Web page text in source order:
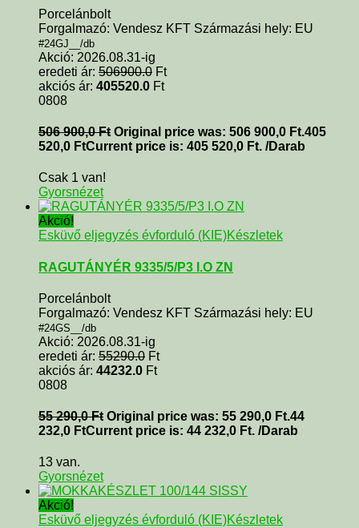
Porcelánbolt
Forgalmazó: Vendesz KFT Származási hely: EU
#24GJ__/db
Akció: 2026.08.31-ig
eredeti ár: 506900.0 Ft
akciós ár: 405520.0 Ft
0808
506 900,0Ft Original price was: 506 900,0 Ft.405
520,0 FtCurrent price is: 405 520,0 Ft. /Darab
Csak 1 van!
Gyorsnézet
Akció!
Esküvő eljegyzés évforduló (KIE)Készletek
RAGUTÁNYÉR 9335/5/P3 I.O ZN
Porcelánbolt
Forgalmazó: Vendesz KFT Származási hely: EU
#24GS__/db
Akció: 2026.08.31-ig
eredeti ár: 55290.0 Ft
akciós ár: 44232.0 Ft
0808
55 290,0Ft Original price was: 55 290,0 Ft.44
232,0 FtCurrent price is: 44 232,0 Ft. /Darab
13 van.
Gyorsnézet
Akció!
Esküvő eljegyzés évforduló (KIE)Készletek